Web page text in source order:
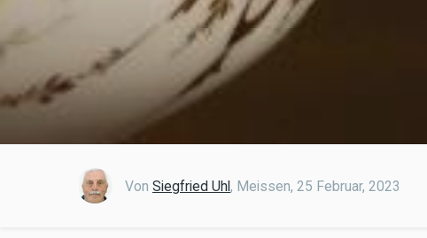
Von Siegfried Uhl, Meissen, 25 Februar, 2023